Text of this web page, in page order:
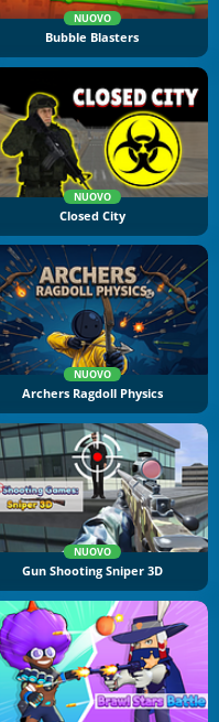
NUOVO
Bubble Blasters
NUOVO
Closed City
NUOVO
Archers Ragdoll Physics
NUOVO
Gun Shooting Sniper 3D